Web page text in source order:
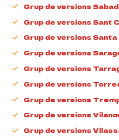
Grup de versions
Grup de versions Sant
Grup de versions
Grup de versions
Grup de versions
Grup de versions
Grup de versions
Grup de versions
Grup de versions